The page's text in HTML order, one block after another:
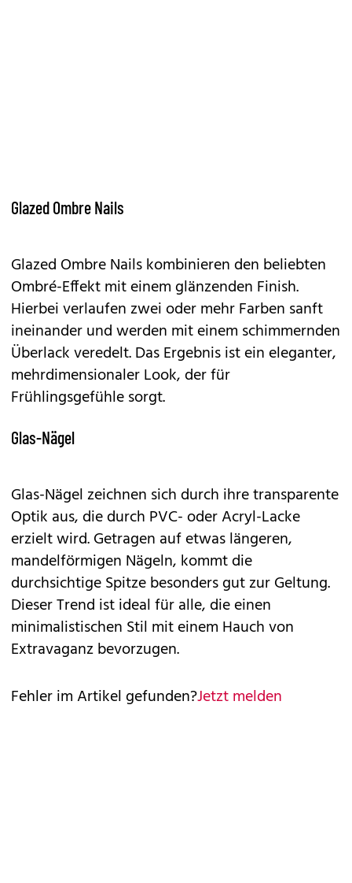
Glazed Ombre Nails
Glazed Ombre Nails kombinieren den beliebten
Ombré-Effekt mit einem glänzenden Finish.
Hierbei verlaufen zwei oder mehr Farben sanft
ineinander und werden mit einem schimmernden
Überlack veredelt. Das Ergebnis ist ein eleganter,
mehrdimensionaler Look, der für
Frühlingsgefühle sorgt.
Glas-Nägel
Glas-Nägel zeichnen sich durch ihre transparente
Optik aus, die durch PVC- oder Acryl-Lacke
erzielt wird. Getragen auf etwas längeren,
mandelförmigen Nägeln, kommt die
durchsichtige Spitze besonders gut zur Geltung.
Dieser Trend ist ideal für alle, die einen
minimalistischen Stil mit einem Hauch von
Extravaganz bevorzugen.
Fehler im Artikel gefunden?Jetzt melden